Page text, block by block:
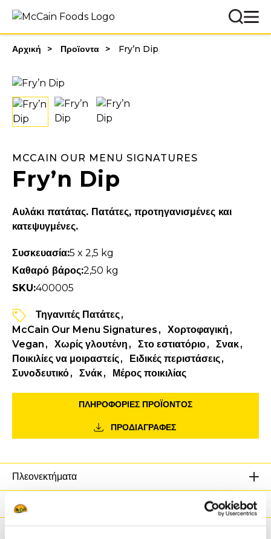
Αρχική Προϊοντα Fry’n Dip
MCCAIN OUR MENU SIGNATURES
Fry’n Dip
Αυλάκι πατάτας. Πατάτες, προτηγανισμένες και
κατεψυγμένες.
Συσκευασία:5 x 2,5 kg
Καθαρό βάρος:2,50 kg
SKU:400005
Τηγανιτές Πατάτες
McCain Our Menu Signatures
Χορτοφαγική
Vegan
Χωρίς γλουτένη Στο εστιατόριο
Σνακ
Ποικιλίες να μοιραστείς
Ειδικές περιστάσεις
Συνοδευτικό
Σνάκ Μέρος ποικιλίας
ΠΛΗΡΟΦΟΡΙΕΣ ΠΡΟΪΌΝΤΟΣ
ΠΡΟΔΙΑΓΡΑΦΕΣ
Πλεονεκτήματα
Θρεπτικές Αξίες